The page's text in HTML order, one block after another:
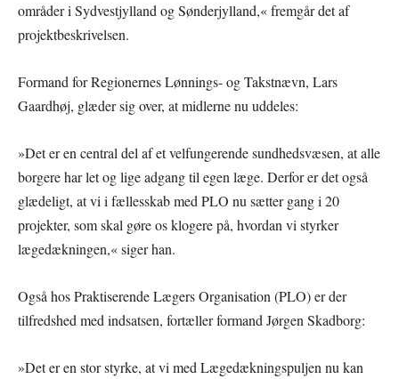
områder i Sydvestjylland og Sønderjylland,« fremgår det af
projektbeskrivelsen.
Formand for Regionernes Lønnings- og Takstnævn, Lars
Gaardhøj, glæder sig over, at midlerne nu uddeles:
»Det er en central del af et velfungerende sundhedsvæsen, at alle
borgere har let og lige adgang til egen læge. Derfor er det også
glædeligt, at vi i fællesskab med PLO nu sætter gang i 20
projekter, som skal gøre os klogere på, hvordan vi styrker
lægedækningen,« siger han.
Også hos Praktiserende Lægers Organisation (PLO) er der
tilfredshed med indsatsen, fortæller formand Jørgen Skadborg:
»Det er en stor styrke, at vi med Lægedækningspuljen nu kan